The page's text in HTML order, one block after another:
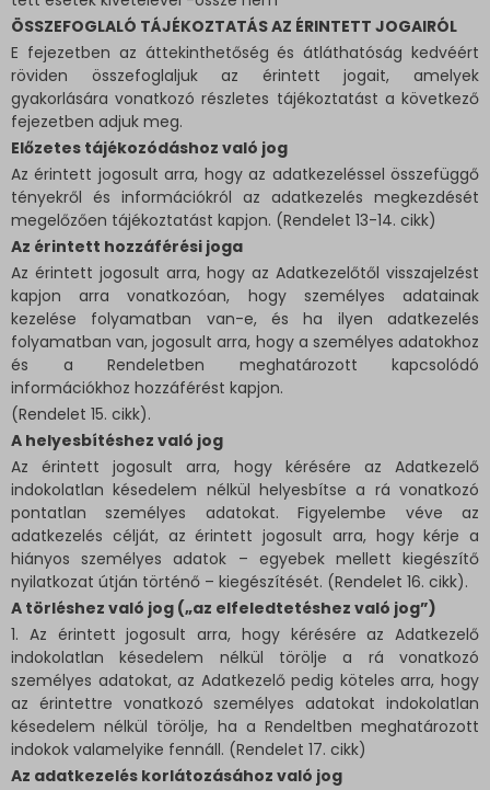
ÖSSZEFOGLALÓ TÁJÉKOZTATÁS AZ ÉRINTETT JOGAIRÓL
E fejezetben az áttekinthetőség és átláthatóság kedvéért
röviden összefoglaljuk az érintett jogait, amelyek
gyakorlására vonatkozó részletes tájékoztatást a következő
fejezetben adjuk meg.
Előzetes tájékozódáshoz való jog
Az érintett jogosult arra, hogy az adatkezeléssel összefüggő
tényekről és információkról az adatkezelés megkezdését
megelőzően tájékoztatást kapjon. (Rendelet 13-14. cikk)
Az érintett hozzáférési joga
Az érintett jogosult arra, hogy az Adatkezelőtől visszajelzést
kapjon arra vonatkozóan, hogy személyes adatainak
kezelése folyamatban van-e, és ha ilyen adatkezelés
folyamatban van, jogosult arra, hogy a személyes adatokhoz
és a Rendeletben meghatározott kapcsolódó
információkhoz hozzáférést kapjon.
(Rendelet 15. cikk).
A helyesbítéshez való jog
Az érintett jogosult arra, hogy kérésére az Adatkezelő
indokolatlan késedelem nélkül helyesbítse a rá vonatkozó
pontatlan személyes adatokat. Figyelembe véve az
adatkezelés célját, az érintett jogosult arra, hogy kérje a
hiányos személyes adatok – egyebek mellett kiegészítő
nyilatkozat útján történő – kiegészítését. (Rendelet 16. cikk).
A törléshez való jog („az elfeledtetéshez való jog”)
1. Az érintett jogosult arra, hogy kérésére az Adatkezelő
indokolatlan késedelem nélkül törölje a rá vonatkozó
személyes adatokat, az Adatkezelő pedig köteles arra, hogy
az érintettre vonatkozó személyes adatokat indokolatlan
késedelem nélkül törölje, ha a Rendeltben meghatározott
indokok valamelyike fennáll. (Rendelet 17. cikk)
Az adatkezelés korlátozásához való jog